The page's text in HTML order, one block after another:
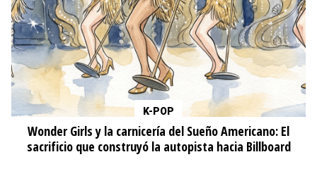
K-POP
Wonder Girls y la carnicería del Sueño Americano: El
sacrificio que construyó la autopista hacia Billboard